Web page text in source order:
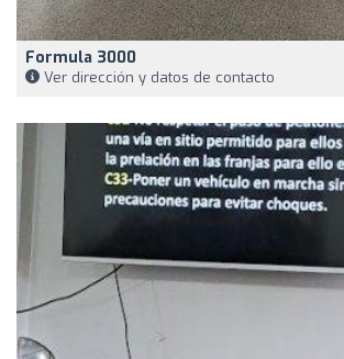
Formula 3000
Ver dirección y datos de contacto